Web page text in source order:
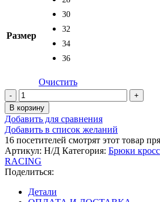
Размер
30
32
34
36
Очистить
Количество
товара
Брюки
для
мотокросса
FLY
RACING
F-
16
(2022)
красный/
В корзину
Добавить для сравнения
Добавить в список желаний
16 посетителей смотрят этот товар
Артикул: Н/Д Категория: Брюки
RACING
Поделиться:
Детали